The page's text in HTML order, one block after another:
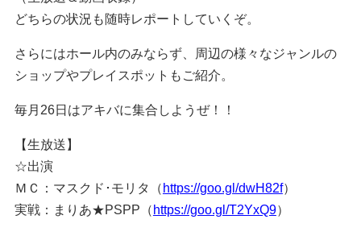
どちらの状況も随時レポートしていくぞ。
さらにはホール内のみならず、周辺の様々なジャンルの
ショップやプレイスポットもご紹介。
毎月26日はアキバに集合しようぜ！！
【生放送】
☆出演
ＭＣ：マスクド･モリタ（https://goo.gl/dwH82f）
実戦：まりあ★PSPP（https://goo.gl/T2YxQ9）